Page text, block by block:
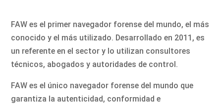
FAW es el primer navegador forense del mundo, el más
conocido y el más utilizado. Desarrollado en 2011, es
un referente en el sector y lo utilizan consultores
técnicos, abogados y autoridades de control.
FAW es el único navegador forense del mundo que
garantiza la autenticidad, conformidad e